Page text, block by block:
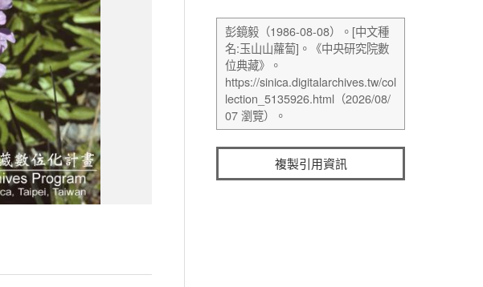
複製引用資訊